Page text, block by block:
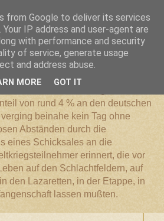
von rund 4 % an den deutschen
beinahe kein Tag ohne
Abständen durch die
eines Schicksales an die
erinnert, die vor
auf den Schlachtfeldern, auf
den Lazaretten, in der Etappe, in
lassen mußten.
from Google to deliver its services
IP address and user-agent are
with performance and security
of service, generate usage
and address abuse.
MORE GOT IT